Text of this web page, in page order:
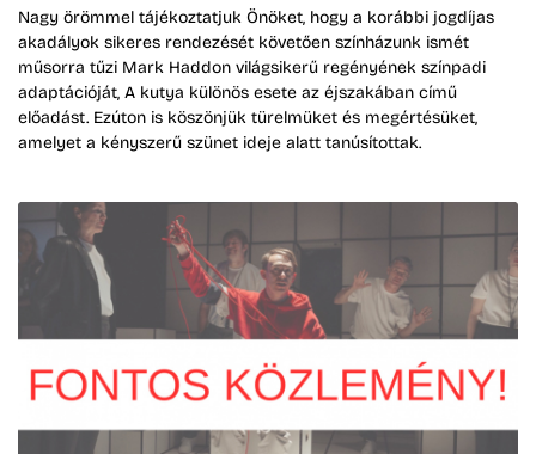
Nagy örömmel tájékoztatjuk Önöket, hogy a korábbi jogdíjas
akadályok sikeres rendezését követően színházunk ismét
műsorra tűzi Mark Haddon világsikerű regényének színpadi
adaptációját, A kutya különös esete az éjszakában című
előadást. Ezúton is köszönjük türelmüket és megértésüket,
amelyet a kényszerű szünet ideje alatt tanúsítottak.